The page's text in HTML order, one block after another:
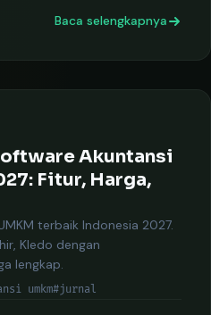
Baca selengkapnya
Akuntansi
Fitur, Harga,
terbaik Indonesia 2027.
Kledo dengan
lengkap.
umkm#jurnal